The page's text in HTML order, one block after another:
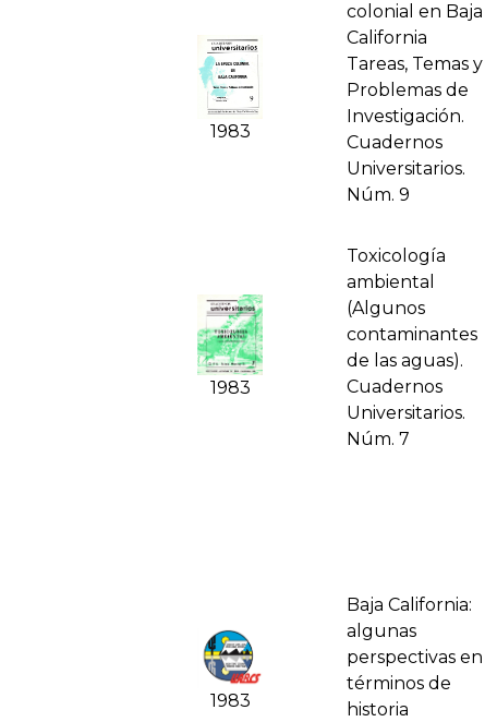
1983
colonial en Baja
California
Tareas, Temas y
Problemas de
Investigación.
Cuadernos
Universitarios.
Núm. 9
1983
Toxicología
ambiental
(Algunos
contaminantes
de las aguas).
Cuadernos
Universitarios.
Núm. 7
1983
Baja California:
algunas
perspectivas en
términos de
historia